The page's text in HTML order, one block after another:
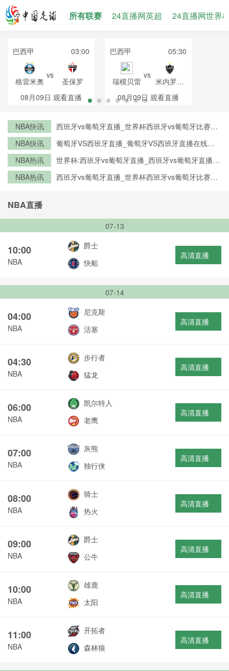
所有联赛 24直播网英超 24直播网世界
巴西甲 03:00
格雷米奥
vs
圣保罗
08月09日 观看直播
巴西甲 05:30
瑞模贝雷
vs
米内罗竞
技
08月09日 观看直播
NBA快讯
西班牙vs葡萄牙直播_世界杯西班牙vs葡萄牙比赛直
NBA快讯
葡萄牙VS西班牙直播_葡萄牙VS西班牙直播在线观
NBA热讯
世界杯:西班牙vs葡萄牙直播_西班牙vs葡萄牙直播免
清视频直播
NBA热讯
西班牙vs葡萄牙直播_世界杯西班牙vs葡萄牙比赛直
NBA直播
07-13
10:00
NBA
爵士
快船
高清直播
07-14
04:00
NBA
尼克斯
活塞
高清直播
04:30
NBA
步行者
猛龙
高清直播
06:00
NBA
凯尔特人
老鹰
高清直播
07:00
NBA
灰熊
独行侠
高清直播
08:00
NBA
骑士
热火
高清直播
09:00
NBA
爵士
公牛
高清直播
10:00
NBA
雄鹿
太阳
高清直播
11:00
NBA
开拓者
森林狼
高清直播